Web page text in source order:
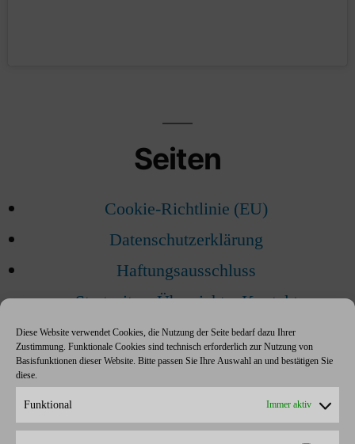
Diese Website verwendet Cookies, die Nutzung der Seite bedarf dazu Ihrer
Zustimmung. Funktionale Cookies sind technisch erforderlich zur Nutzung von
Basisfunktionen dieser Website. Bitte passen Sie Ihre Auswahl an und bestätigen Sie
diese.
Funktional Immer aktiv
Seiten
Cookie-Richtlinie (EU)
Datenschutzerklärung
Haftungsausschluss
Startseite – Übersicht – Kontakt
Schlagwörter